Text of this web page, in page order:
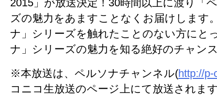
2015」が放送決定！30時間以上に渡り「
ズの魅力をあますことなくお届けします
ナ」シリーズを触れたことのない方にと
ナ」シリーズの魅力を知る絶好のチャン
※本放送は、ペルソナチャンネル(http://p-
コニコ生放送のページ上にて放送されま